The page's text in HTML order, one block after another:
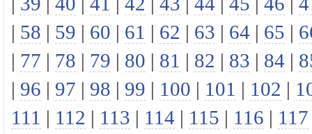
| 58 | 59 | 60 | 61 | 62 | 63 | 64 | 65 |
| 77 | 78 | 79 | 80 | 81 | 82 | 83 | 84 |
| 96 | 97 | 98 | 99 | 100 | 101 | 102 |
111 | 112 | 113 | 114 | 115 | 116 | 117